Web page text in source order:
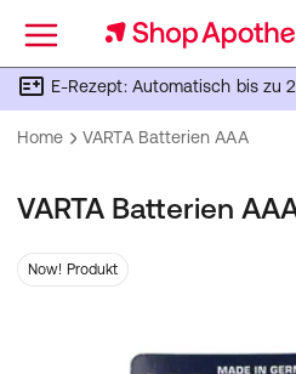
Menü
E-Rezept: Automatisch bis zu
Home VARTA Batterien AAA
VARTA Batterien
Now! Produkt